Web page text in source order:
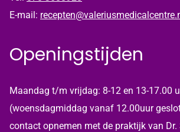
E-mail:
Openingstijden
Maandag t/m vrijdag: 8-12 en 13-17.00
(woensdagmiddag vanaf 12.00uur
contact opnemen met de praktijk van Dr.